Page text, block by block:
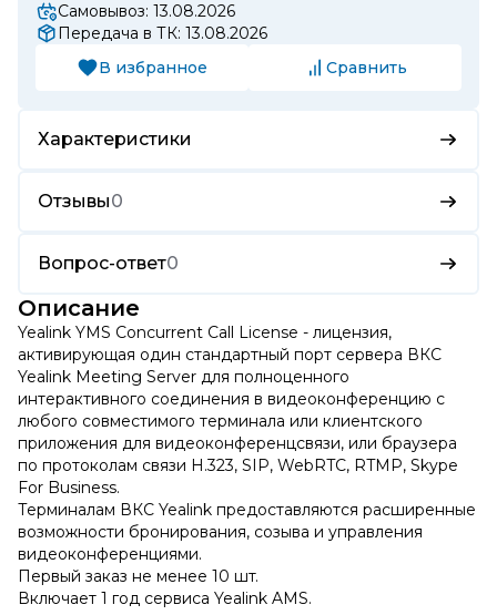
Самовывоз: 13.08.2026
Передача в ТК: 13.08.2026
В избранное
Сравнить
Характеристики
Отзывы0
Вопрос-ответ0
Описание
Yealink YMS Concurrent Call License - лицензия,
активирующая один стандартный порт сервера ВКС
Yealink Meeting Server для полноценного
интерактивного соединения в видеоконференцию с
любого совместимого терминала или клиентского
приложения для видеоконференцсвязи, или браузера
по протоколам связи H.323, SIP, WebRTC, RTMP, Skype
For Business.
Терминалам ВКС Yealink предоставляются расширенные
возможности бронирования, созыва и управления
видеоконференциями.
Первый заказ не менее 10 шт.
Включает 1 год сервиса Yealink AMS.